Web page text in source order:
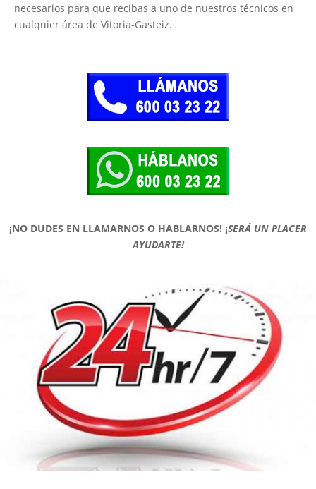
necesarios para que recibas a uno de nuestros técnicos en
cualquier área de Vitoria-Gasteiz.
¡NO DUDES EN LLAMARNOS O HABLARNOS! ¡SERÁ UN PLACER
AYUDARTE!